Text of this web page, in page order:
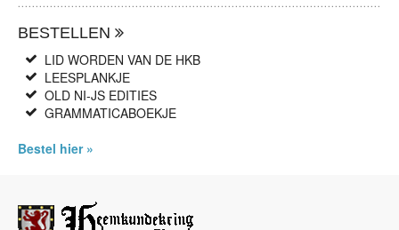
BESTELLEN
LID WORDEN VAN DE HKB
LEESPLANKJE
OLD NI-JS EDITIES
GRAMMATICABOEKJE
Bestel hier »